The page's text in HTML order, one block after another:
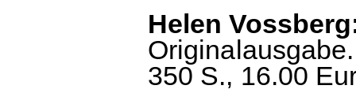
Helen
350 S., 16.00